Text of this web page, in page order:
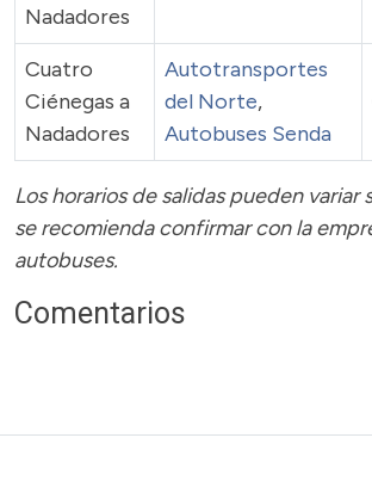
Nadadores
Cuatro
Ciénegas a
Nadadores
Autotransportes
del Norte,
Autobuses Senda
Los horarios de salidas pueden variar
se recomienda confirmar con la
autobuses.
Comentarios